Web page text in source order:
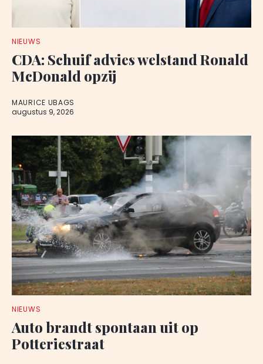
NIEUWS
CDA: Schuif advies welstand Ronald
McDonald opzij
MAURICE UBAGS
augustus 9, 2026
NIEUWS
Auto brandt spontaan uit op
Potteriestraat